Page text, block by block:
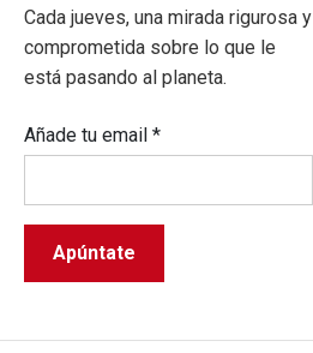
Cada jueves, una mirada rigurosa y
comprometida sobre lo que le
está pasando al planeta.
Añade tu email*